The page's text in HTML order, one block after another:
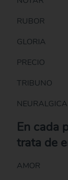
RUBOR
GLORIA
PRECIO
TRIBUNO
NEURALGICA
En cada
trata de
AMOR